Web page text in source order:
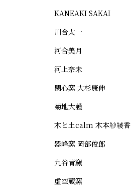
KANEAKI SAKAI
川合太一
河合美月
河上奈未
閑心窯 大杉康伸
菊地大護
木と土calm 木本紗綾香
器峰窯 岡部俊郎
九谷青窯
虚空蔵窯